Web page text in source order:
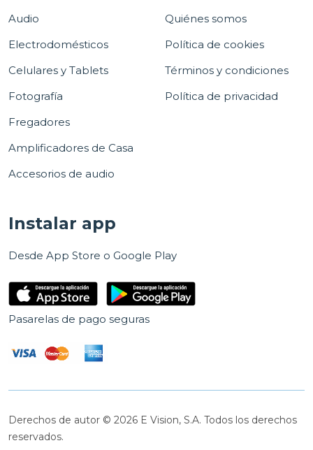
Audio
Electrodomésticos
Celulares y Tablets
Fotografía
Fregadores
Amplificadores de Casa
Accesorios de audio
Quiénes somos
Política de cookies
Términos y condiciones
Política de privacidad
Instalar app
Desde App Store o Google Play
Pasarelas de pago seguras
Derechos de autor © 2026 E Vision, S.A. Todos los derechos
reservados.